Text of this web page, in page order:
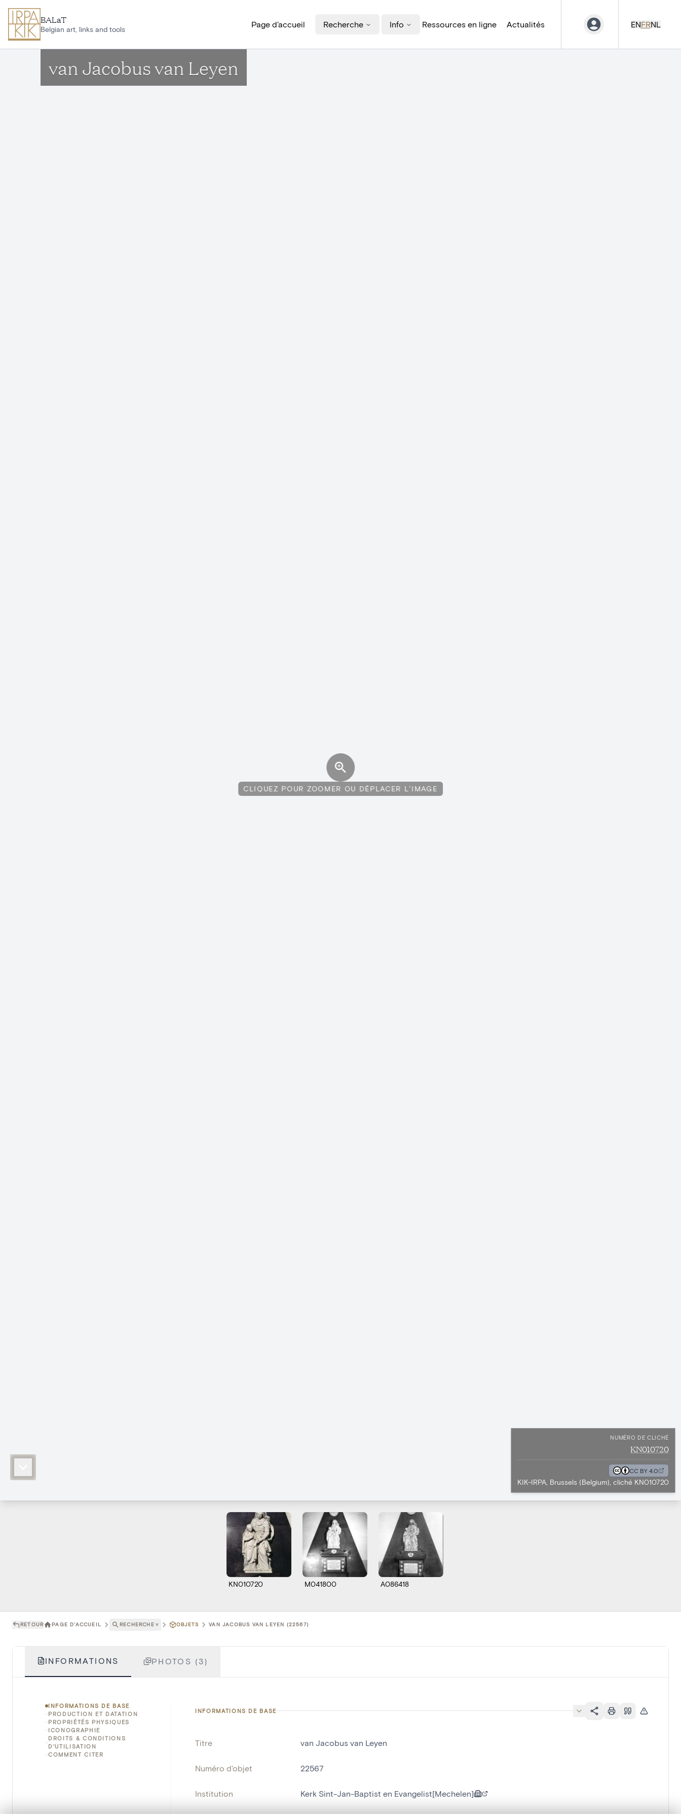
BALaT
Belgian art, links and tools
Page d'accueil Recherche Info Ressources en ligne Actualités ENFRNL
van Jacobus van Leyen
CLIQUEZ POUR ZOOMER OU DÉPLACER L'IMAGE
NUMÉRO DE CLICHÉ
KN010720
CC BY 4.0
KIK-IRPA, Brussels (Belgium), cliché KN010720
KN010720 M041800 A086418
RETOUR PAGE D'ACCUEIL RECHERCHE ˅ OBJETS VAN JACOBUS VAN LEYEN (22567)
INFORMATIONS PHOTOS (3)
INFORMATIONS DE BASE
PRODUCTION ET DATATION
PROPRIÉTÉS PHYSIQUES
ICONOGRAPHIE
DROITS & CONDITIONS
D'UTILISATION
COMMENT CITER
INFORMATIONS DE BASE
Titre van Jacobus van Leyen
Numéro d'objet 22567
Institution Kerk Sint-Jan-Baptist en Evangelist[Mechelen]